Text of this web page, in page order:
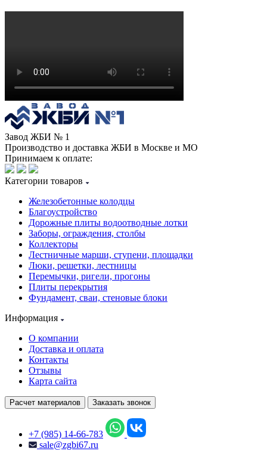
Завод ЖБИ № 1
Производство и доставка ЖБИ в Москве и МО
Принимаем к оплате:
Категории товаров
Железобетонные колодцы
Благоустройство
Дорожные плиты водоотводные лотки
Заборы, ограждения, столбы
Коллекторы
Лестничные марши, ступени, площадки
Люки, решетки, лестницы
Перемычки, ригели, прогоны
Плиты перекрытия
Фундамент, сваи, стеновые блоки
Информация
О компании
Доставка и оплата
Контакты
Отзывы
Карта сайта
Расчет материалов Заказать звонок
+7 (985) 14-66-783
sale@zgbi67.ru